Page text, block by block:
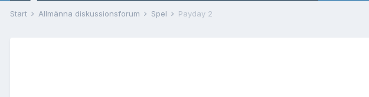
Start Allmänna diskussionsforum Spel Payday 2